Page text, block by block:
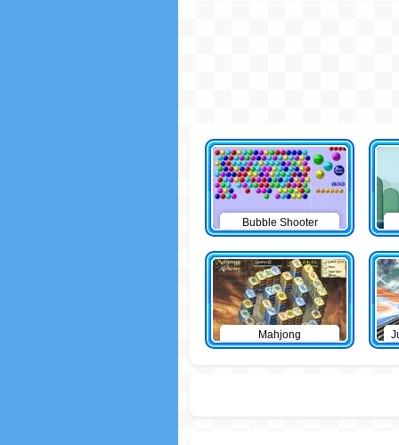
Bubble Shooter
Mahjong